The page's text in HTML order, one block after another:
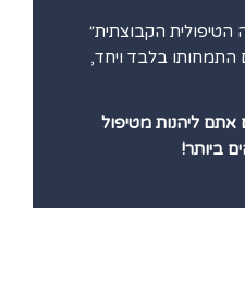
הטיפולית הקבוצתית״
בלבד ויחד,
אתם ליהנות מטיפול
ביותר!